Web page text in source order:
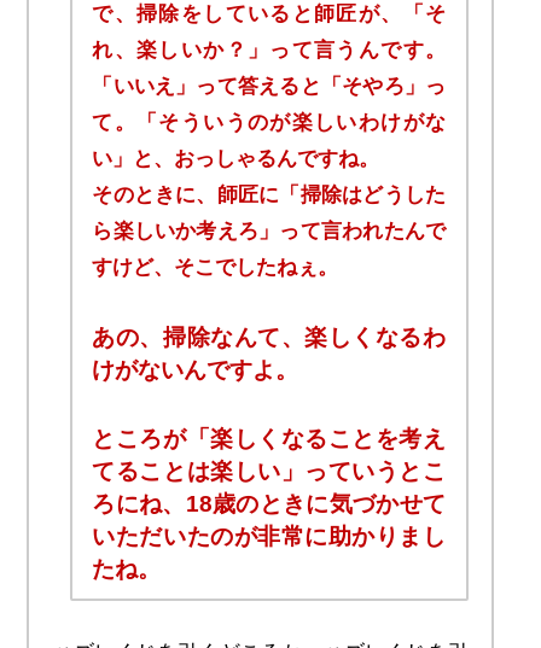
で、掃除をしていると師匠が、「そ
れ、楽しいか？」って言うんです。
「いいえ」って答えると「そやろ」っ
て。「そういうのが楽しいわけがな
い」と、おっしゃるんですね。
そのときに、師匠に「掃除はどうした
ら楽しいか考えろ」って言われたんで
すけど、そこでしたねぇ。
あの、掃除なんて、楽しくなるわ
けがないんですよ。
ところが「楽しくなることを考え
てることは楽しい」っていうとこ
ろにね、18歳のときに気づかせて
いただいたのが非常に助かりまし
たね。